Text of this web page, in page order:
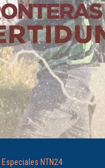
Especiales NTN24